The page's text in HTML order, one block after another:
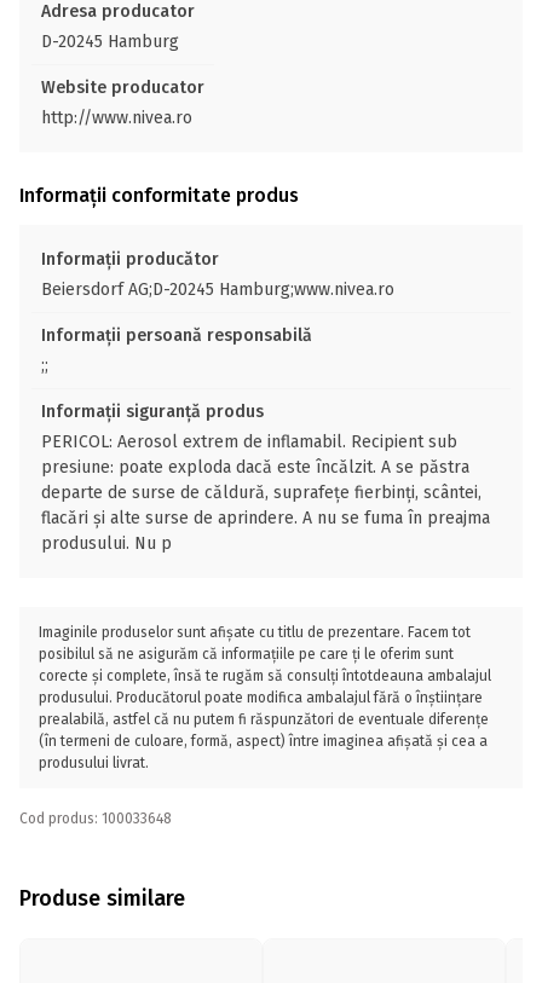
Adresa producator
D-20245 Hamburg
Website producator
http://www.nivea.ro
Informații conformitate produs
Informații producător
Beiersdorf AG;D-20245 Hamburg;www.nivea.ro
Informații persoană responsabilă
;;
Informații siguranță produs
PERICOL: Aerosol extrem de inflamabil. Recipient sub
presiune: poate exploda dacă este încălzit. A se păstra
departe de surse de căldură, suprafețe fierbinți, scântei,
flacări și alte surse de aprindere. A nu se fuma în preajma
produsului. Nu p
Imaginile produselor sunt afișate cu titlu de prezentare. Facem tot
posibilul să ne asigurăm că informațiile pe care ți le oferim sunt
corecte și complete, însă te rugăm să consulți întotdeauna ambalajul
produsului. Producătorul poate modifica ambalajul fără o înștiințare
prealabilă, astfel că nu putem fi răspunzători de eventuale diferențe
(în termeni de culoare, formă, aspect) între imaginea afișată și cea a
produsului livrat.
Cod produs: 100033648
Produse similare